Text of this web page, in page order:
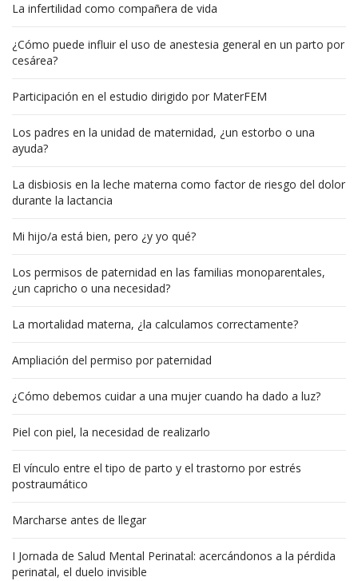
La infertilidad como compañera de vida
¿Cómo puede influir el uso de anestesia general en un parto por
cesárea?
Participación en el estudio dirigido por MaterFEM
Los padres en la unidad de maternidad, ¿un estorbo o una
ayuda?
La disbiosis en la leche materna como factor de riesgo del dolor
durante la lactancia
Mi hijo/a está bien, pero ¿y yo qué?
Los permisos de paternidad en las familias monoparentales,
¿un capricho o una necesidad?
La mortalidad materna, ¿la calculamos correctamente?
Ampliación del permiso por paternidad
¿Cómo debemos cuidar a una mujer cuando ha dado a luz?
Piel con piel, la necesidad de realizarlo
El vínculo entre el tipo de parto y el trastorno por estrés
postraumático
Marcharse antes de llegar
I Jornada de Salud Mental Perinatal: acercándonos a la pérdida
perinatal, el duelo invisible